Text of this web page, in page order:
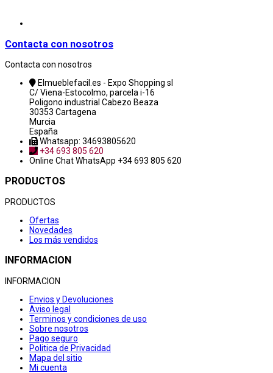
Contacta con nosotros
Contacta con nosotros
Elmueblefacil.es - Expo Shopping sl
C/ Viena-Estocolmo, parcela i-16
Poligono industrial Cabezo Beaza
30353 Cartagena
Murcia
España
Whatsapp: 34693805620
+34 693 805 620
Online ChatWhatsApp +34 693 805 620
PRODUCTOS
PRODUCTOS
Ofertas
Novedades
Los más vendidos
INFORMACION
INFORMACION
Envios y Devoluciones
Aviso legal
Terminos y condiciones de uso
Sobre nosotros
Pago seguro
Politica de Privacidad
Mapa del sitio
Mi cuenta